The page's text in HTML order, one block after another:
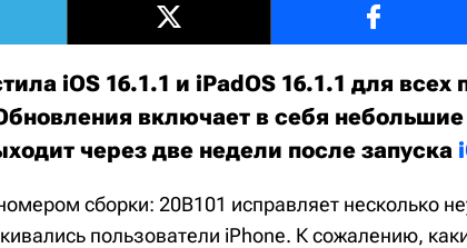
iOS 16.1.1 и iPadOS 16.1.1 для
включает в себя
через две недели после запуска
сборки: 20B101 исправляет несколько
пользователи iPhone. К сожалению,